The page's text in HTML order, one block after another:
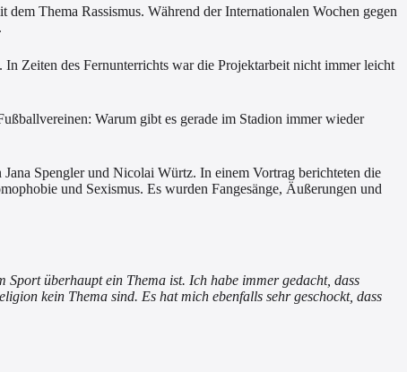
Thema Rassismus. Während der Internationalen Wochen gegen
Zeiten des Fernunterrichts war die Projektarbeit nicht immer leicht
Warum gibt es gerade im Stadion immer wieder
Spengler und Nicolai Würtz. In einem Vortrag berichteten die
und Sexismus. Es wurden Fangesänge, Äußerungen und
überhaupt ein Thema ist. Ich habe immer gedacht, dass
kein Thema sind. Es hat mich ebenfalls sehr geschockt, dass